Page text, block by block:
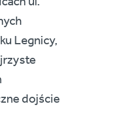
Legnicy,
dojście